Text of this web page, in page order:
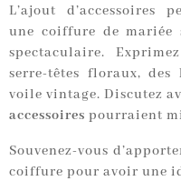
L’ajout d’accessoires
une coiffure de mariée
spectaculaire.
serre-têtes floraux,
voile vintage. Discutez
accessoires pourraient
Souvenez-vous
coiffure pour avoir une